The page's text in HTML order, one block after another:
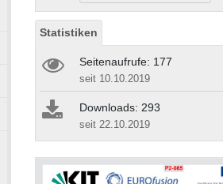
Statistiken
Seitenaufrufe: 177
seit 10.10.2019
Downloads: 293
seit 22.10.2019